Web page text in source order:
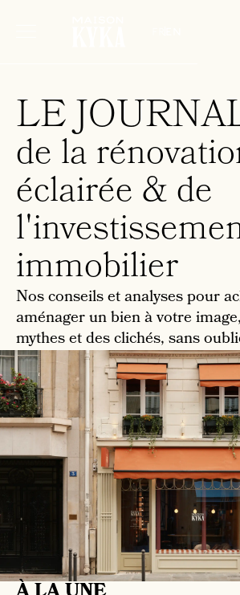
LE
de la
éclairée & de
immobilier
Nos conseils et analyses pour
aménager un bien à votre
mythes et des clichés, sans